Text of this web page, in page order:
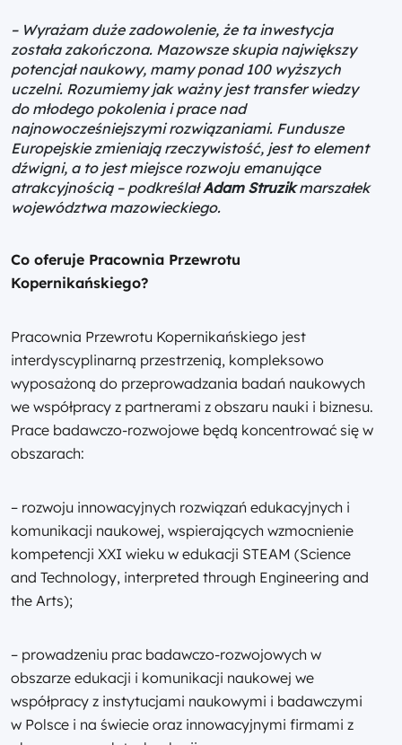
– Wyrażam duże zadowolenie, że ta inwestycja
została zakończona. Mazowsze skupia największy
potencjał naukowy, mamy ponad 100 wyższych
uczelni. Rozumiemy jak ważny jest transfer wiedzy
do młodego pokolenia i prace nad
najnowocześniejszymi rozwiązaniami. Fundusze
Europejskie zmieniają rzeczywistość, jest to element
dźwigni, a to jest miejsce rozwoju emanujące
atrakcyjnością – podkreślałAdam Struzikmarszałek
województwa mazowieckiego.
Co oferuje Pracownia Przewrotu
Kopernikańskiego?
Pracownia Przewrotu Kopernikańskiego jest
interdyscyplinarną przestrzenią, kompleksowo
wyposażoną do przeprowadzania badań naukowych
we współpracy z partnerami z obszaru nauki i biznesu.
Prace badawczo-rozwojowe będą koncentrować się w
obszarach:
– rozwoju innowacyjnych rozwiązań edukacyjnych i
komunikacji naukowej, wspierających wzmocnienie
kompetencji XXI wieku w edukacji STEAM (Science
and Technology, interpreted through Engineering and
the Arts);
– prowadzeniu prac badawczo-rozwojowych w
obszarze edukacji i komunikacji naukowej we
współpracy z instytucjami naukowymi i badawczymi
w Polsce i na świecie oraz innowacyjnymi firmami z